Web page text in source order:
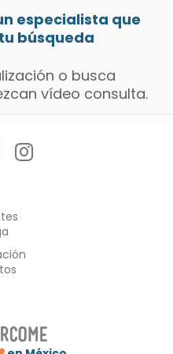
especialista que
búsqueda
o busca
vídeo consulta.